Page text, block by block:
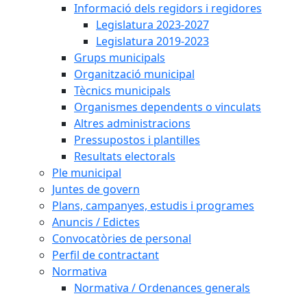
Informació dels regidors i regidores
Legislatura 2023-2027
Legislatura 2019-2023
Grups municipals
Organització municipal
Tècnics municipals
Organismes dependents o vinculats
Altres administracions
Pressupostos i plantilles
Resultats electorals
Ple municipal
Juntes de govern
Plans, campanyes, estudis i programes
Anuncis / Edictes
Convocatòries de personal
Perfil de contractant
Normativa
Normativa / Ordenances generals